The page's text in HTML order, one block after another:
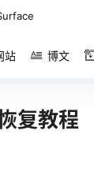
站 博文
复教程